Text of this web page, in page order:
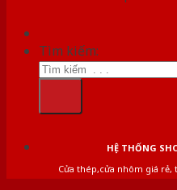
Tìm kiếm:
HỆ THỐNG
Cửa thép,cửa nhôm giá rẻ,